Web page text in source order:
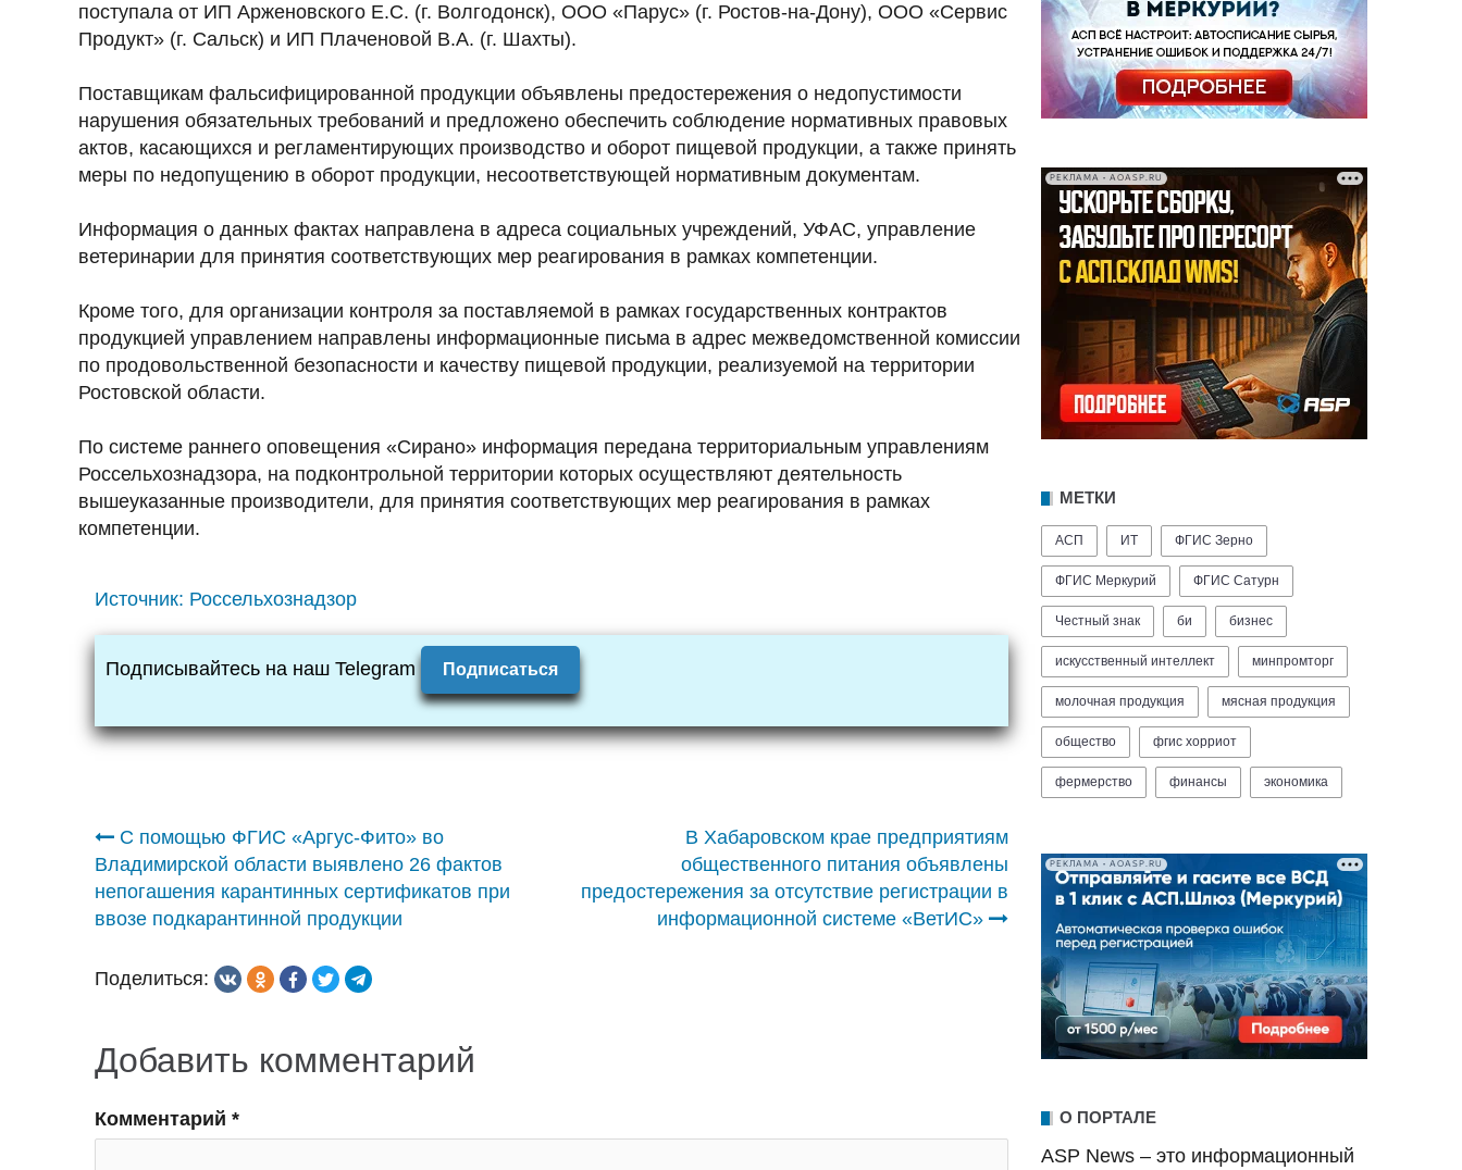
поступала от ИП Арженовского Е.С. (г. Волгодонск), ООО «Парус» (г. Ростов-на-Дону), ООО «Сервис
Продукт» (г. Сальск) и ИП Плаченовой В.А. (г. Шахты).
Поставщикам фальсифицированной продукции объявлены предостережения о недопустимости
нарушения обязательных требований и предложено обеспечить соблюдение нормативных правовых
актов, касающихся и регламентирующих производство и оборот пищевой продукции, а также принять
меры по недопущению в оборот продукции, несоответствующей нормативным документам.
Информация о данных фактах направлена в адреса социальных учреждений, УФАС, управление
ветеринарии для принятия соответствующих мер реагирования в рамках компетенции.
Кроме того, для организации контроля за поставляемой в рамках государственных контрактов
продукцией управлением направлены информационные письма в адрес межведомственной комиссии
по продовольственной безопасности и качеству пищевой продукции, реализуемой на территории
Ростовской области.
По системе раннего оповещения «Сирано» информация передана территориальным управлениям
Россельхознадзора, на подконтрольной территории которых осуществляют деятельность
вышеуказанные производители, для принятия соответствующих мер реагирования в рамках
компетенции.
Источник: Россельхознадзор
Подписывайтесь на наш Telegram Подписаться
Навигация
по
записям
С помощью ФГИС «Аргус-Фито» во
Владимирской области выявлено 26 фактов
непогашения карантинных сертификатов при
ввозе подкарантинной продукции
В Хабаровском крае предприятиям
общественного питания объявлены
предостережения за отсутствие регистрации в
информационной системе «ВетИС»
Поделиться:
Добавить комментарий
Комментарий *
РЕКЛАМА • AOASP.RU
МЕТКИ
АСП ИТ ФГИС Зерно
ФГИС Меркурий ФГИС Сатурн
Честный знак би бизнес
искусственный интеллект минпромторг
молочная продукция мясная продукция
общество фгис хорриот
фермерство финансы экономика
РЕКЛАМА • AOASP.RU
О ПОРТАЛЕ
ASP News – это информационный